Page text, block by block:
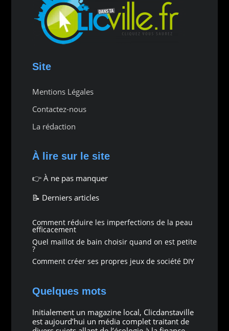
Site
Mentions Légales
Contactez-nous
La rédaction
À lire sur le site
👉 À ne pas manquer
📝 Derniers articles
Comment réduire les imperfections de la peau
efficacement
Quel maillot de bain choisir quand on est petite
?
Comment créer ses propres jeux de société DIY
Quelques mots
Initialement un magazine local, Clicdanstaville
est aujourd’hui un média complet traitant de